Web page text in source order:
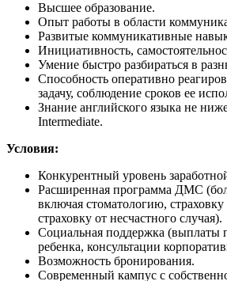
Высшее образование.
Опыт работы в области
Развитые коммуникативные
Инициативность,
Умение быстро разбираться в
Способность оперативно
задачу, соблюдение сроков ее
Знание английского языка не
Intermediate.
Условия:
Конкурентный уровень
Расширенная программа ДМС
включая стоматологию,
страховку от несчастного случая).
Социальная поддержка (выплаты
ребенка, консультации
Возможность бронирования.
Современный кампус с